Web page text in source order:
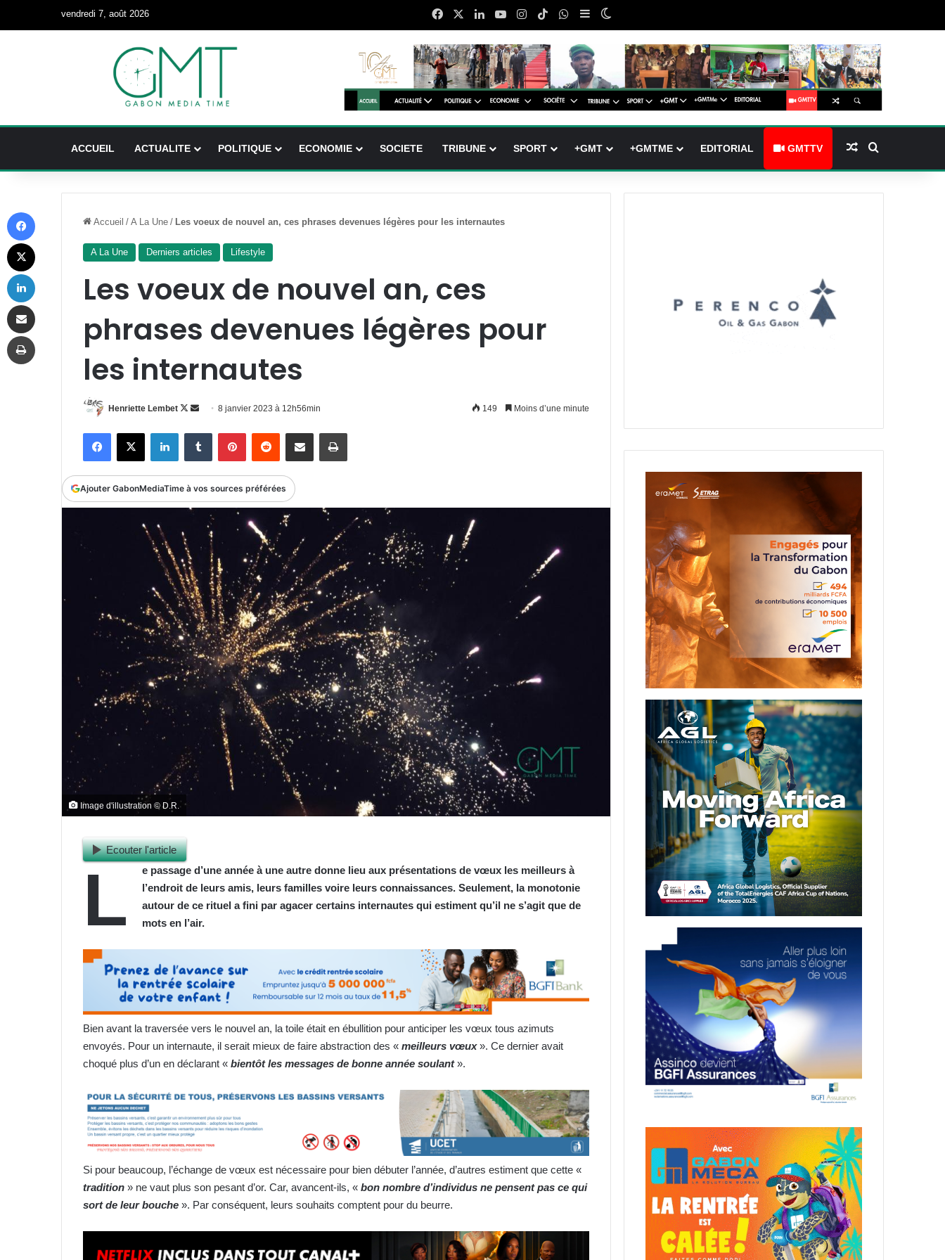
vendredi 7, août 2026 FacebookLinkedinYouTubeInstagram
TikTokWhatsApp
Sidebar (barre latérale)
ACCUEIL ACTUALITE POLITIQUE ECONOMIE SOCIETE TRIBUNE SPORT +GMT +GMTME EDITORIAL GMTTV Article Aléatoire
Accueil / A La Une / Les voeux de nouvel an, ces phrases devenues légères pour les internautes
A La Une Derniers articles Lifestyle
Les voeux de nouvel an, ces
phrases devenues légères pour
les internautes
Henriette Lembet
Follow
Envoyer
courriel
8 janvier 2023 à 12h56min 149 Moins d’une minute
FacebookX LinkedinTumblr PinterestReddit Partager par email Imprimer
Ajouter GabonMediaTime à vos sources préférées
Image d'illustration © D.R.
Ecouter l'article
L
e passage d’une année à une autre donne lieu aux présentations de vœux les meilleurs à
l’endroit de leurs amis, leurs familles voire leurs connaissances. Seulement, la monotonie
autour de ce rituel a fini par agacer certains internautes qui estiment qu’il ne s’agit que de
mots en l’air.
Bien avant la traversée vers le nouvel an, la toile était en ébullition pour anticiper les vœux tous azimuts
envoyés. Pour un internaute, il serait mieux de faire abstraction des « meilleurs vœux». Ce dernier avait
choqué plus d’un en déclarant « bientôt les messages de bonne année soulant».
Si pour beaucoup, l’échange de vœux est nécessaire pour bien débuter l’année, d’autres estiment que cette «
tradition » ne vaut plus son pesant d’or. Car, avancent-ils, « bon nombre d’individus ne pensent pas ce qui
sort de leur bouche ». Par conséquent, leurs souhaits comptent pour du beurre.